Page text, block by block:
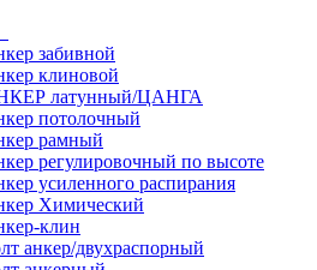
забивной
клиновой
латунный/ЦАНГА
потолочный
рамный
регулировочный по высоте
усиленного распирания
Химический
клин
анкер/двухраспорный